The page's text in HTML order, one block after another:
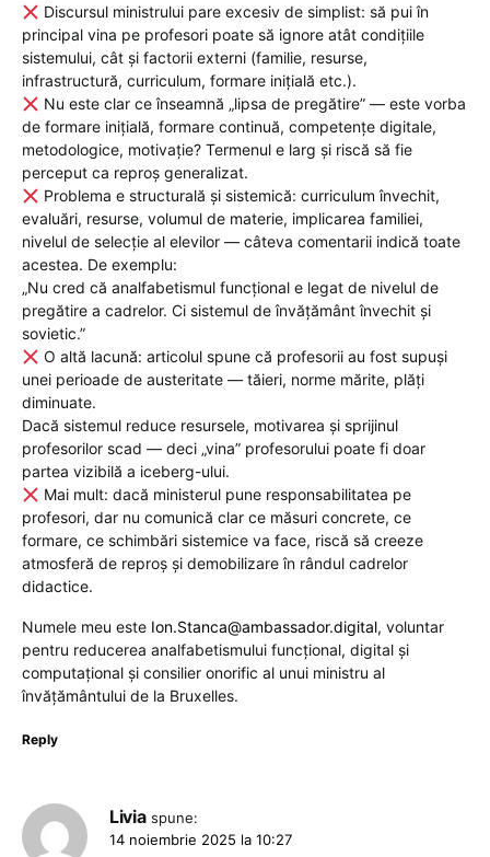
Discursul ministrului pare excesiv de simplist: să pui în
principal vina pe profesori poate să ignore atât condițiile
sistemului, cât și factorii externi (familie, resurse,
infrastructură, curriculum, formare iniţială etc.).
Nu este clar ce înseamnă „lipsa de pregătire” — este vorba
de formare iniţială, formare continuă, competenţe digitale,
metodologice, motivaţie? Termenul e larg şi riscă să fie
perceput ca reproş generalizat.
Problema e structurală şi sistemică: curriculum învechit,
evaluări, resurse, volumul de materie, implicarea familiei,
nivelul de selecţie al elevilor — câteva comentarii indică toate
acestea. De exemplu:
„Nu cred că analfabetismul funcţional e legat de nivelul de
pregătire a cadrelor. Ci sistemul de învăţământ învechit şi
sovietic.”
O altă lacună: articolul spune că profesorii au fost supuşi
unei perioade de austeritate — tăieri, norme mărite, plăţi
diminuate.
Dacă sistemul reduce resursele, motivarea şi sprijinul
profesorilor scad — deci „vina” profesorului poate fi doar
partea vizibilă a iceberg-ului.
Mai mult: dacă ministerul pune responsabilitatea pe
profesori, dar nu comunică clar ce măsuri concrete, ce
formare, ce schimbări sistemice va face, riscă să creeze
atmosferă de reproş şi demobilizare în rândul cadrelor
didactice.
Numele meu este Ion.Stanca@ambassador.digital, voluntar
pentru reducerea analfabetismului funcțional, digital și
computațional și consilier onorific al unui ministru al
învățământului de la Bruxelles.
Reply
Livia spune:
14 noiembrie 2025 la 10:27